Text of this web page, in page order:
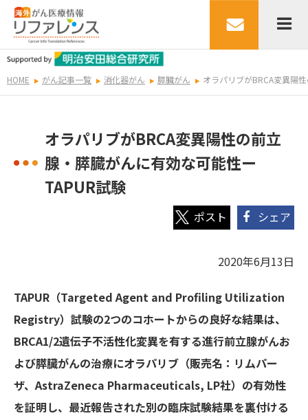
HOME がん記事一覧 消化器がん 膵臓がん オラパリブがBRCA変異陽
オラパリブがBRCA変異陽性の前立
腺・膵臓がんに有効な可能性ー
TAPUR試験
シェア
2020年6月13日
TAPUR（Targeted Agent and Profiling Utilization
Registry）試験の2つのコホートからの良好な結果は、
BRCA1/2遺伝子不活性化変異を有する進行前立腺がんお
よび膵臓がんの治療にオラパリブ（販売名：リムパー
ザ、AstraZeneca Pharmaceuticals, LP社）の有効性
を証明し、最近報告された別の臨床試験結果を裏付ける